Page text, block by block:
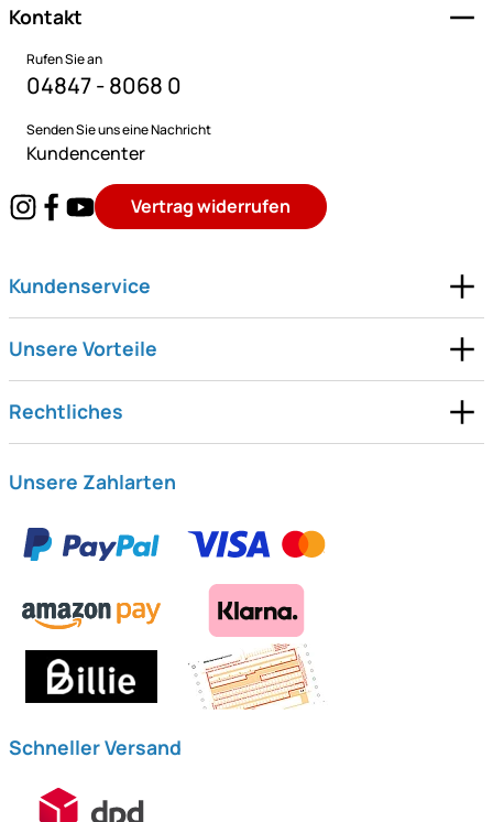
Kontakt
Rufen Sie an
04847 - 8068 0
Senden Sie uns eine Nachricht
Kundencenter
Vertrag widerrufen
Kundenservice
Unsere Vorteile
Rechtliches
Unsere Zahlarten
Schneller Versand